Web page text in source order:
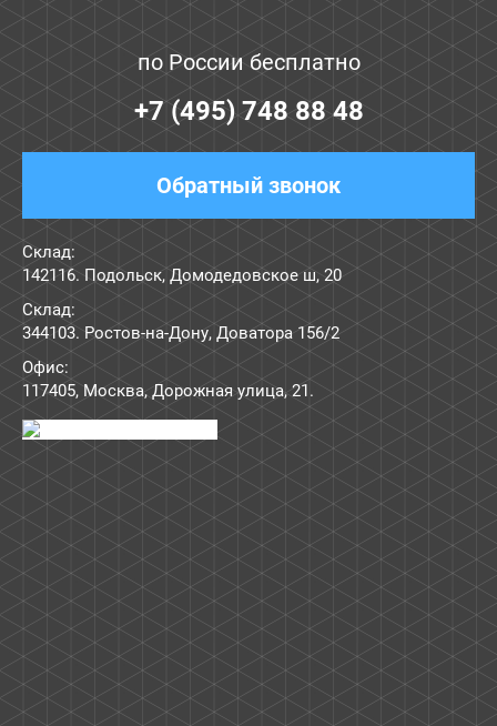
по России бесплатно
+7 (495) 748 88 48
Обратный звонок
Склад:
142116. Подольск, Домодедовское ш, 20
Склад:
344103. Ростов-на-Дону, Доватора 156/2
Офис:
117405, Москва, Дорожная улица, 21.